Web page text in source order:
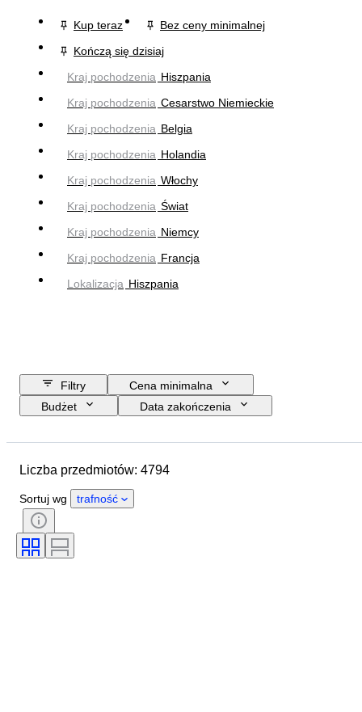
Kup teraz
Bez ceny minimalnej
Kończą się dzisiaj
Kraj pochodzenia Hiszpania
Kraj pochodzenia Cesarstwo Niemieckie
Kraj pochodzenia Belgia
Kraj pochodzenia Holandia
Kraj pochodzenia Włochy
Kraj pochodzenia Świat
Kraj pochodzenia Niemcy
Kraj pochodzenia Francja
Lokalizacja Hiszpania
Filtry
Cena minimalna
Budżet
Data zakończenia
Materiał
Płeć
Okres
Tematyka
Podpis
Język
Liczba przedmiotów: 4794
Sortuj wg trafność